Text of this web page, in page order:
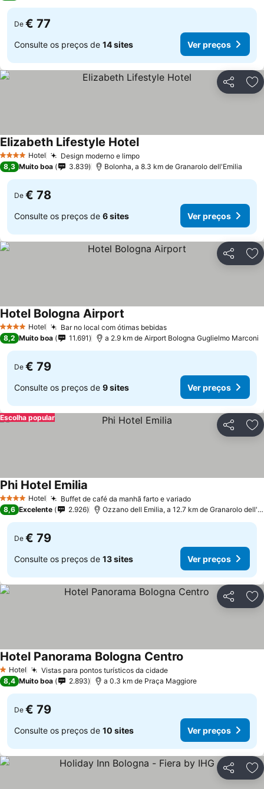
De € 77
Consulte os preços de 14 sites Ver preços
Partilhar
4 EstrelasHotel Design moderno e limpoVer preços
Elizabeth Lifestyle HotelVer preços
8,3 Muito boa 3.839 Bolonha, a 8.3 km de Granarolo dell'Emilia
De € 78
Consulte os preços de 6 sites Ver preços
Partilhar
4 EstrelasHotel Bar no local com ótimas bebidasVer preços
Hotel Bologna Airport
8,2 Muito boa 11.691 a 2.9 km de Airport Bologna Guglielmo Marconi
De € 79
Consulte os preços de 9 sites Ver preços
Partilhar
Escolha popular
4 EstrelasHotel Buffet de café da manhã farto e variadoVer preços
Phi Hotel Emilia
8,6 Excelente 2.926 Ozzano dell Emilia, a 12.7 km de Granarolo
De € 79
Consulte os preços de 13 sites Ver preços
Partilhar
1 Estrelas
Hotel Vistas para pontos turísticos da cidadeVer preços
Hotel Panorama Bologna Centro
8,4 Muito boa 2.893 a 0.3 km de Praça Maggiore
De € 79
Consulte os preços de 10 sites Ver preços
Partilhar